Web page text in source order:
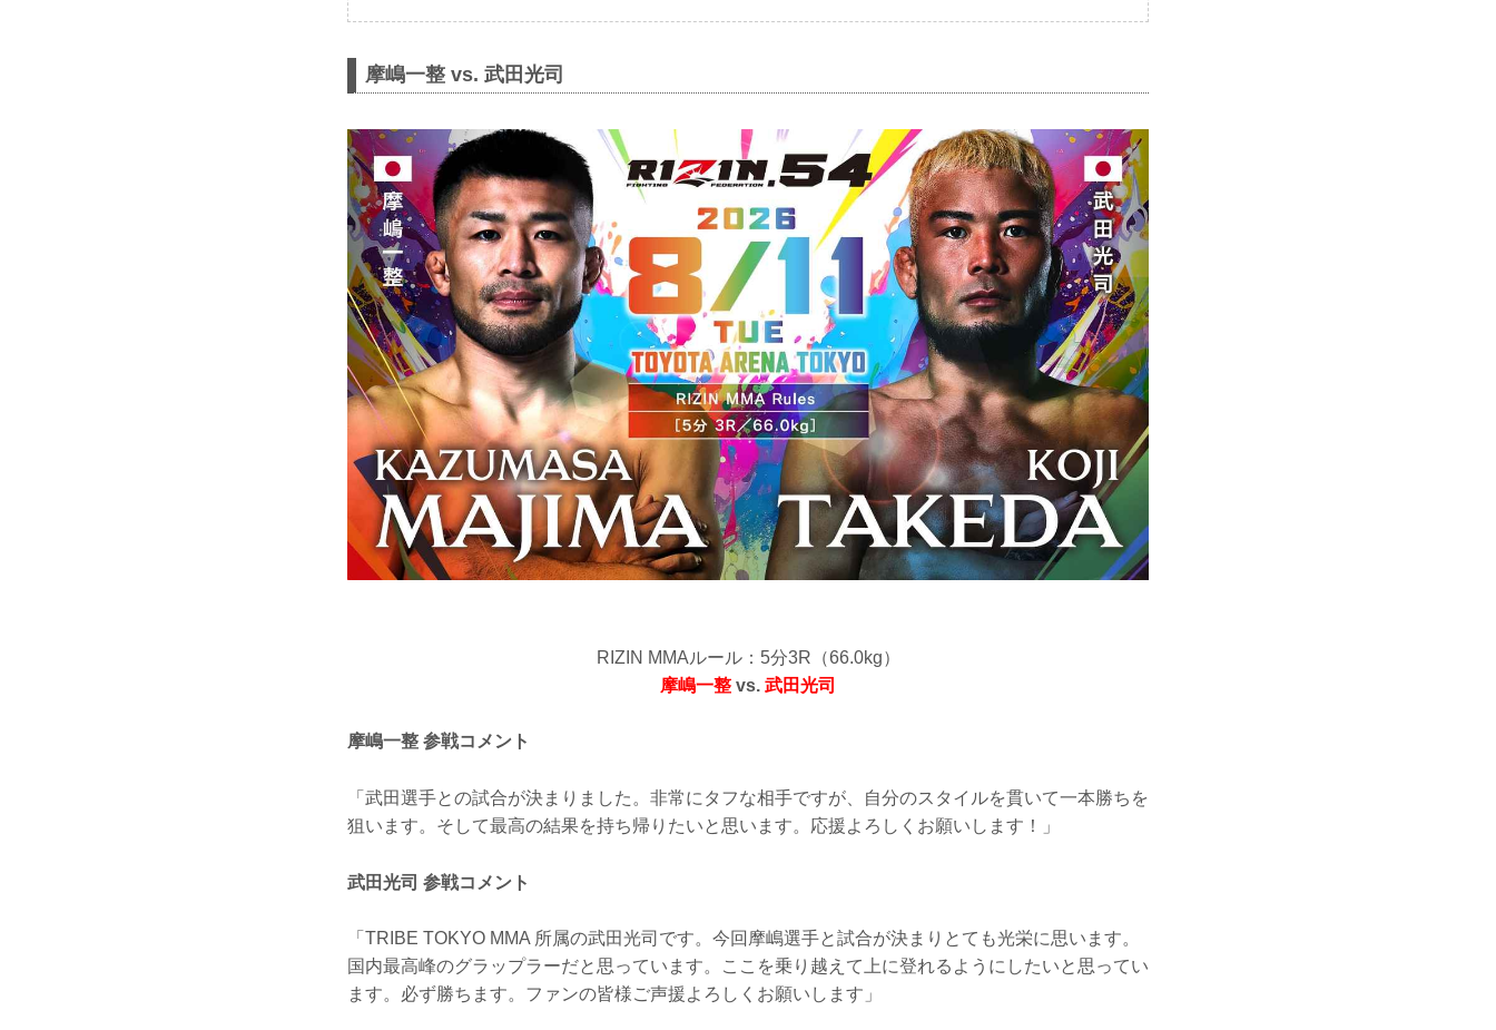
摩嶋一整 vs. 武田光司
RIZIN MMAルール：5分3R（66.0kg）
摩嶋一整 vs. 武田光司
摩嶋一整 参戦コメント
「武田選手との試合が決まりました。非常にタフな相手ですが、自分のスタイルを貫いて一本勝ちを
狙います。そして最高の結果を持ち帰りたいと思います。応援よろしくお願いします！」
武田光司 参戦コメント
「TRIBE TOKYO MMA 所属の武田光司です。今回摩嶋選手と試合が決まりとても光栄に思います。
国内最高峰のグラップラーだと思っています。ここを乗り越えて上に登れるようにしたいと思ってい
ます。必ず勝ちます。ファンの皆様ご声援よろしくお願いします」